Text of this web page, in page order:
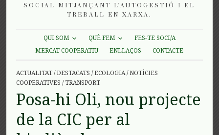
SOCIAL MITJANÇANT L'AUTOGESTIÓ I EL
TREBALL EN XARXA.
QUI SOM QUÈ FEM
FES-TE SOCI/A
MERCAT COOPERATIU
ENLLAÇOS CONTACTE
ACTUALITAT /DESTACATS /ECOLOGIA/NOTÍCIES
COOPERATIVES /TRANSPORT
Posa-hi Oli, nou projecte
de la CIC per al